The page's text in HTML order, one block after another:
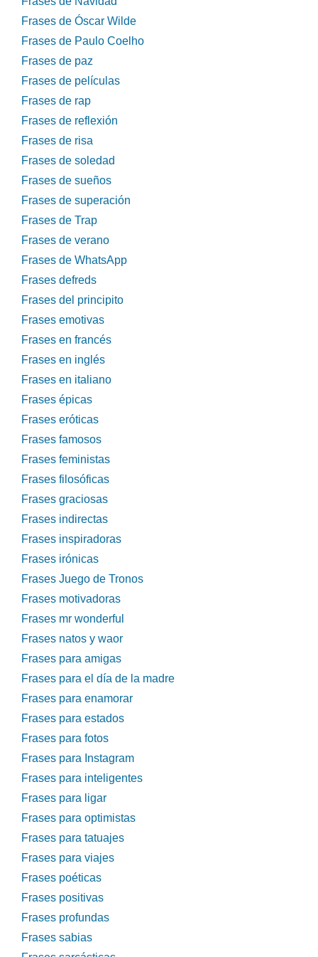
Frases de Óscar Wilde
Frases de Paulo Coelho
Frases de paz
Frases de películas
Frases de rap
Frases de reflexión
Frases de risa
Frases de soledad
Frases de sueños
Frases de superación
Frases de Trap
Frases de verano
Frases de WhatsApp
Frases defreds
Frases del principito
Frases emotivas
Frases en francés
Frases en inglés
Frases en italiano
Frases épicas
Frases eróticas
Frases famosos
Frases feministas
Frases filosóficas
Frases graciosas
Frases indirectas
Frases inspiradoras
Frases irónicas
Frases Juego de Tronos
Frases motivadoras
Frases mr wonderful
Frases natos y waor
Frases para amigas
Frases para el día de la madre
Frases para enamorar
Frases para estados
Frases para fotos
Frases para Instagram
Frases para inteligentes
Frases para ligar
Frases para optimistas
Frases para tatuajes
Frases para viajes
Frases poéticas
Frases positivas
Frases profundas
Frases sabias